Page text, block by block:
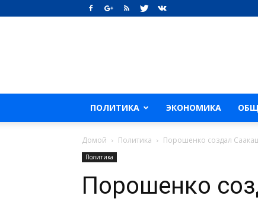
ПОЛИТИКА ЭКОНОМИКА
Домой Политика Порошенко создал
Политика
Порошенко